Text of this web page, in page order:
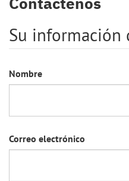
Su información
Nombre
Correo electrónico